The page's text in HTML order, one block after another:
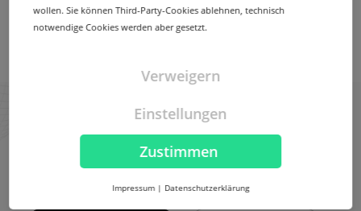
Unsere Partner schätzen
uns dafür.
wollen. Sie können Third-Party-Cookies ablehnen, technisch
notwendige Cookies werden aber gesetzt.
Zustimmen
Verweigern
Einstellungen
Impressum | Datenschutzerklärung